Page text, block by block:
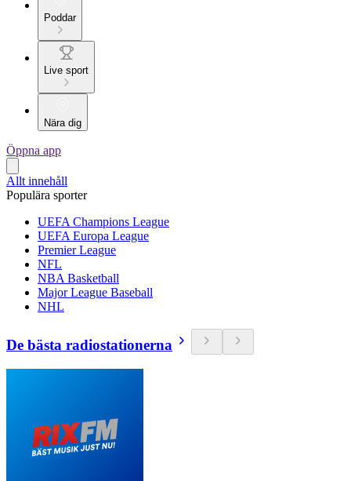
Poddar
Live sport
Nära dig
Öppna app
Allt innehåll
Populära sporter
UEFA Champions League
UEFA Europa League
Premier League
NFL
NBA Basketball
Major League Baseball
NHL
De bästa radiostationerna